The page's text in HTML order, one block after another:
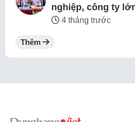
nghiệp, công ty
4 tháng trước
Thêm